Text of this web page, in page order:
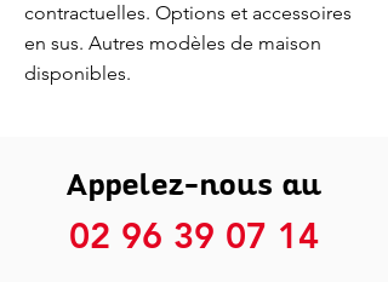
contractuelles. Options et accessoires
en sus. Autres modèles de maison
disponibles.
Appelez-nous au
02 96 39 07 14